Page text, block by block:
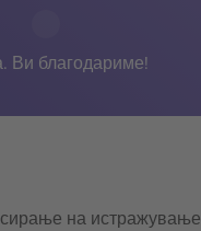
Ви благодариме!
на истражување